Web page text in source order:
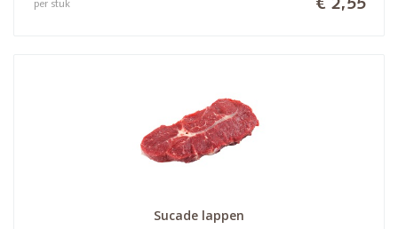
€ 2,55
per stuk
Sucade lappen